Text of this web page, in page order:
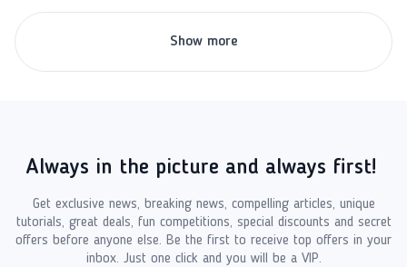
Show more
Always in the picture and always first!
Get exclusive news, breaking news, compelling articles, unique
tutorials, great deals, fun competitions, special discounts and secret
offers before anyone else. Be the first to receive top offers in your
inbox. Just one click and you will be a VIP.